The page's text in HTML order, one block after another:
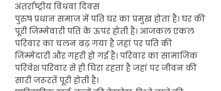
अंतर्राष्ट्रीय विधवा दिवस
पुरुष प्रधान समाज में पति घर का प्रमुख होता है। घर की
पूरी जिम्मेवारी पति के ऊपर होती है। आजकल एकल
परिवार का चलन बढ़ गया है जहां पर पति की
जिम्मेदारी और गहरी हो गई है। परिवार का सामाजिक
परिवेश परिवार से ही घिरा रहता है जहां पर जीवन की
सारी जरूरतें पूरी होती है।